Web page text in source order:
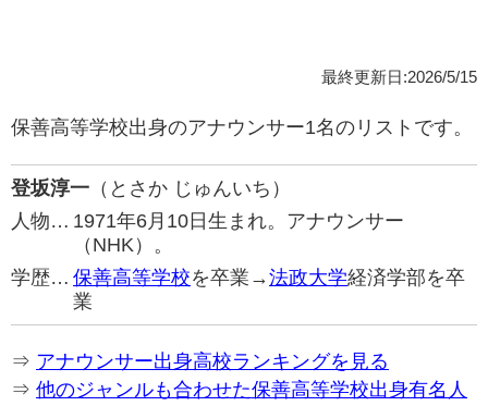
最終更新日:2026/5/15
保善高等学校出身のアナウンサー1名のリストです。
登坂淳一 （とさか じゅんいち）
人物… 1971年6月10日生まれ。アナウンサー
（NHK）。
学歴… 保善高等学校を卒業→法政大学経済学部を卒
業
⇒ アナウンサー出身高校ランキングを見る
⇒ 他のジャンルも合わせた保善高等学校出身有名人